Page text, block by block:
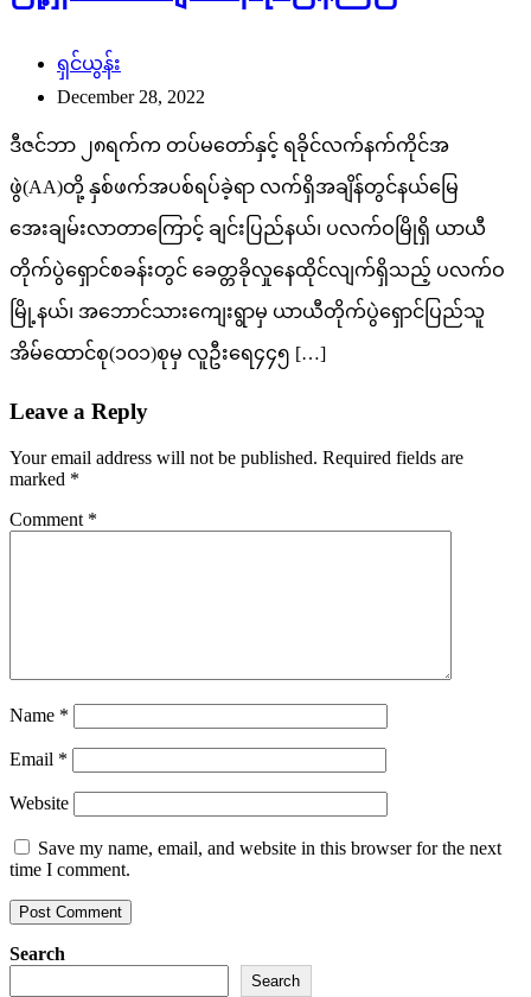
ရှင်ယွန်း
December 28, 2022
ဒီဇင်ဘာ ၂၈ရက်က တပ်မတော်နှင့် ရခိုင်လက်နက်ကိုင်အ
ဖွဲ(AA)တို့ နှစ်ဖက်အပစ်ရပ်ခဲ့ရာ လက်ရှိအချိန်တွင်နယ်မြေ
အေးချမ်းလာတာကြောင့် ချင်းပြည်နယ်၊ ပလက်ဝမြိုရှိ ယာယီ
တိုက်ပွဲရှောင်စခန်းတွင် ခေတ္တခိုလှုနေထိုင်လျက်ရှိသည့် ပလက်ဝ
မြို့နယ်၊ အဘောင်သားကျေးရွာမှ ယာယီတိုက်ပွဲရှောင်ပြည်သူ
အိမ်ထောင်စု(၁၀၁)စုမှ လူဦးရေ၄၄၅ […]
Leave a Reply
Your email address will not be published. Required fields are
marked *
Comment *
Name *
Email *
Website
Save my name, email, and website in this browser for the next
time I comment.
Search
Search